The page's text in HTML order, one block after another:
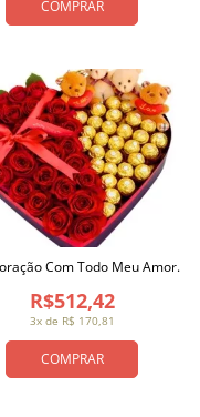
COMPRAR
COMPRAR
3x de R$ 170,81
R$512,42
Com Todo Meu Amor.